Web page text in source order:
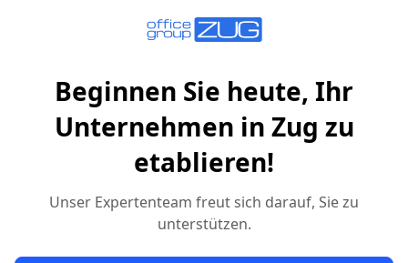
Beginnen Sie heute, Ihr
Unternehmen in Zug zu
etablieren!
Unser Expertenteam freut sich darauf, Sie zu
unterstützen.